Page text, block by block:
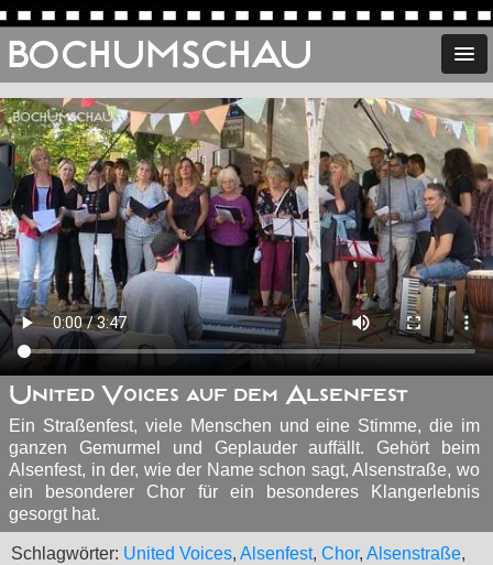
BOCHUMSCHAU
United Voices auf dem Alsenfest
Ein Straßenfest, viele Menschen und eine Stimme, die im
ganzen Gemurmel und Geplauder auffällt. Gehört beim
Alsenfest, in der, wie der Name schon sagt, Alsenstraße, wo
ein besonderer Chor für ein besonderes Klangerlebnis
gesorgt hat.
Schlagwörter: United Voices, Alsenfest, Chor, Alsenstraße,